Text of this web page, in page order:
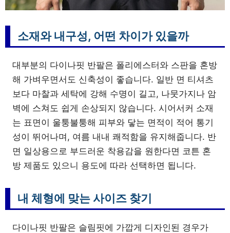
소재와 내구성, 어떤 차이가 있을까
대부분의 다이나핏 반팔은 폴리에스터와 스판을 혼방
해 가벼우면서도 신축성이 좋습니다. 일반 면 티셔츠
보다 마찰과 세탁에 강해 수명이 길고, 나뭇가지나 암
벽에 스쳐도 쉽게 손상되지 않습니다. 시어서커 소재
는 표면이 울퉁불퉁해 피부와 닿는 면적이 적어 통기
성이 뛰어나며, 여름 내내 쾌적함을 유지해줍니다. 반
면 일상용으로 부드러운 착용감을 원한다면 코튼 혼
방 제품도 있으니 용도에 따라 선택하면 됩니다.
내 체형에 맞는 사이즈 찾기
다이나핏 반팔은 슬림핏에 가깝게 디자인된 경우가